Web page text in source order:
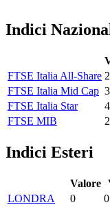
Indici
FTSE Italia All-Share
FTSE Italia Mid Cap
FTSE Italia Star
FTSE MIB
Indici Esteri
Valore
LONDRA
0